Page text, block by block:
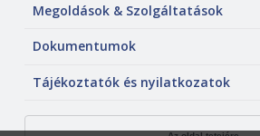
Megoldások & Szolgáltatások
Dokumentumok
Tájékoztatók és nyilatkozatok